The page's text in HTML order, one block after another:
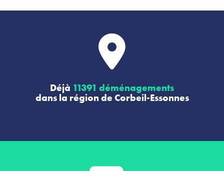
Déjà 11391 déménagements
dans la région de Corbeil-Essonnes